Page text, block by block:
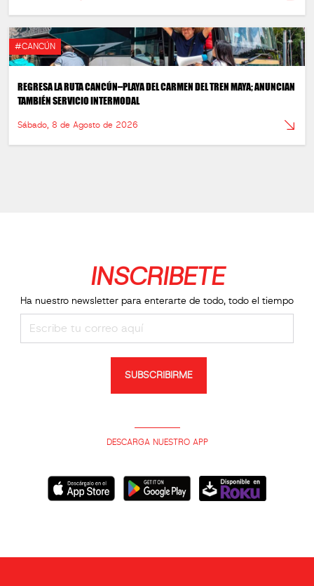
#CANCÚN
REGRESA LA RUTA CANCÚN–PLAYA DEL CARMEN DEL TREN MAYA; ANUNCIAN
TAMBIÉN SERVICIO INTERMODAL
Sábado, 8 de Agosto de 2026
INSCRIBETE
Ha nuestro newsletter para enterarte de todo, todo el tiempo
SUBSCRIBIRME
DESCARGA NUESTRO APP